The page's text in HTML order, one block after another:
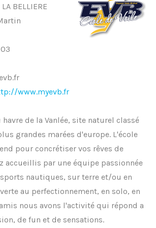
BELLIERE
www.myevb.fr
de la Vanlée, site naturel classé
grandes marées d'europe. L'école
pour concrétiser vos rêves de
accueillis par une équipe passionnée
nautiques, sur terre et/ou en
au perfectionnement, en solo, en
nous avons l'activité qui répond a
de fun et de sensations.